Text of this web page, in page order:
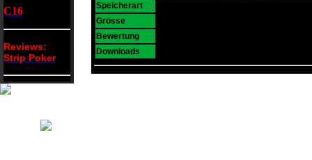
C16
Reviews:
Strip Poker
Speicherart
Grösse
Bewertung
Downloads